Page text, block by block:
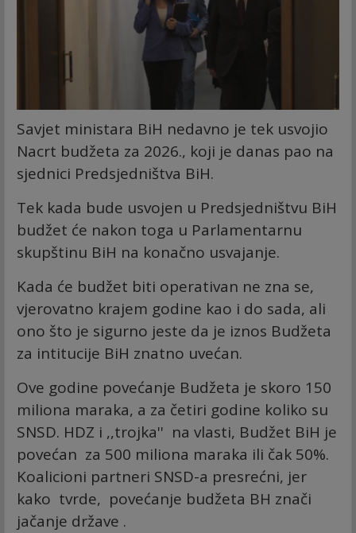
Savjet ministara BiH nedavno je tek usvojio
Nacrt budžeta za 2026., koji je danas pao na
sjednici Predsjedništva BiH.
Tek kada bude usvojen u Predsjedništvu BiH
budžet će nakon toga u Parlamentarnu
skupštinu BiH na konačno usvajanje.
Kada će budžet biti operativan ne zna se,
vjerovatno krajem godine kao i do sada, ali
ono što je sigurno jeste da je iznos Budžeta
za intitucije BiH znatno uvećan.
Ove godine povećanje Budžeta je skoro 150
miliona maraka, a za četiri godine koliko su
SNSD. HDZ i ,,trojka'' na vlasti, Budžet BiH je
povećan za 500 miliona maraka ili čak 50%.
Koalicioni partneri SNSD-a presrećni, jer
kako tvrde, povećanje budžeta BH znači
jačanje države .